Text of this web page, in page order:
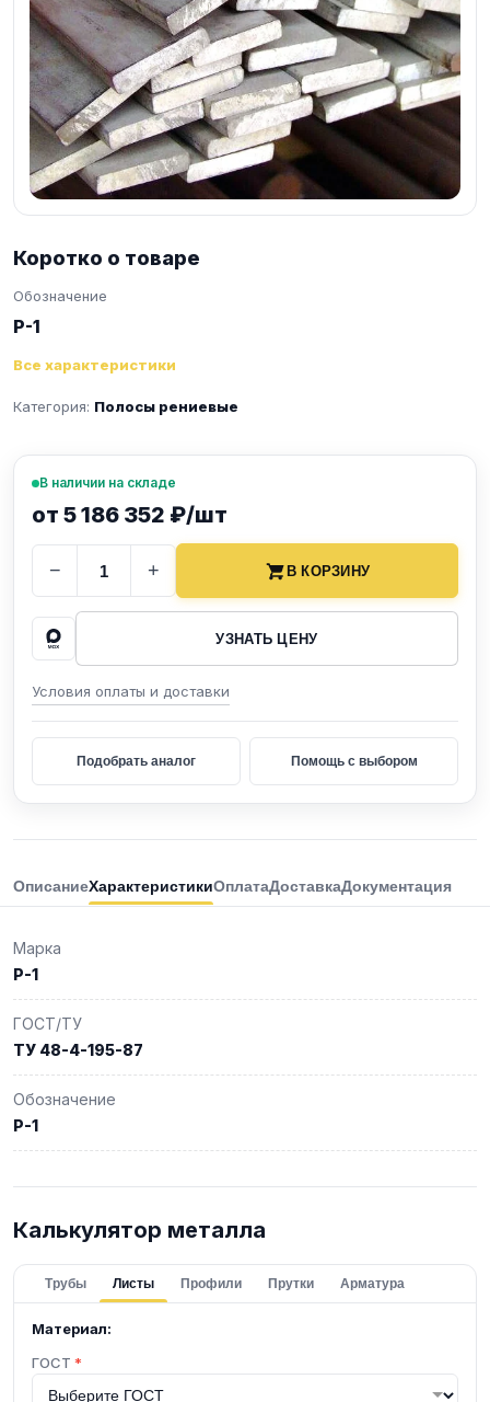
Коротко о товаре
Обозначение
Р-1
Все характеристики
Категория: Полосы рениевые
В наличии на складе
от 5 186 352 ₽/шт
− + В КОРЗИНУ
УЗНАТЬ ЦЕНУ
Условия оплаты и доставки
Подобрать аналог Помощь с выбором
ОписаниеХарактеристикиОплатаДоставкаДокументация
Марка
Р-1
ГОСТ/ТУ
ТУ 48-4-195-87
Обозначение
Р-1
Калькулятор металла
Трубы Листы Профили Прутки Арматура
Материал:
ГОСТ *